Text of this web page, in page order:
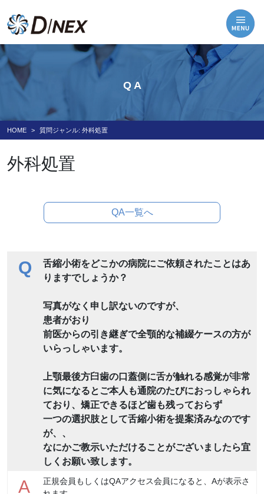
Q A
HOME 質問ジャンル: 外科処置
外科処置
QA一覧へ
Q
舌縮小術をどこかの病院にご依頼されたことはあ
りますでしょうか？
写真がなく申し訳ないのですが、
患者がおり
前医からの引き継ぎで全顎的な補綴ケースの方が
いらっしゃいます。
上顎最後方臼歯の口蓋側に舌が触れる感覚が非常
に気になるとご本人も通院のたびにおっしゃられ
ており、矯正できるほど歯も残っておらず
一つの選択肢として舌縮小術を提案済みなのです
が、、
なにかご教示いただけることがございましたら宜
しくお願い致します。
A
正規会員もしくはQAアクセス会員になると、Aが表示さ